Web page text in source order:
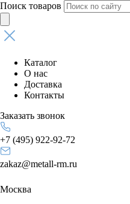
Поиск товаров
Каталог
О нас
Доставка
Контакты
Заказать звонок
+7 (495) 922-92-72
zakaz@metall-rm.ru
Москва